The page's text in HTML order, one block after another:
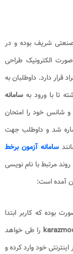
شریف بوده و در
الکترونیک طراحی
قرار دارد. داوطلبان به
تا با ورود به سامانه
شانس خود را امتحان
شد و داوطلب جهت
سامانه آزمون برخط
مرتبط با نام نویسی
آمده است:
بوده که کاربر ابتدا
را طی خواهد
خود وارد کرده و